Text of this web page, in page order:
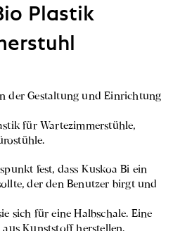
Plastik
der Gestaltung und Einrichtung
für Wartezimmerstühle,
fest, dass Kuskoa Bi ein
der den Benutzer birgt und
sich für eine Halbschale. Eine